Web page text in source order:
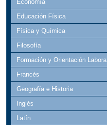
Economía
Educación Física
Física y Química
Filosofía
Formación y Orientación Laboral
Francés
Geografía e Historia
Inglés
Latín